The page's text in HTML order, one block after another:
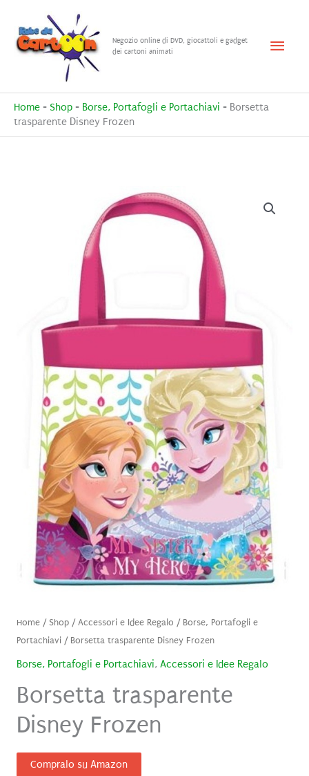
contenuto
Negozio online di DVD, giocattoli e gadget
dei cartoni animati
Menu
Home - Shop - Borse, Portafogli e Portachiavi - Borsetta
trasparente Disney Frozen
Home/ Shop/Accessori e Idee Regalo / Borse, Portafogli e
Portachiavi/ Borsetta trasparente Disney Frozen
Borse, Portafogli e Portachiavi, Accessori e Idee Regalo
Borsetta trasparente
Disney Frozen
Compralo su Amazon